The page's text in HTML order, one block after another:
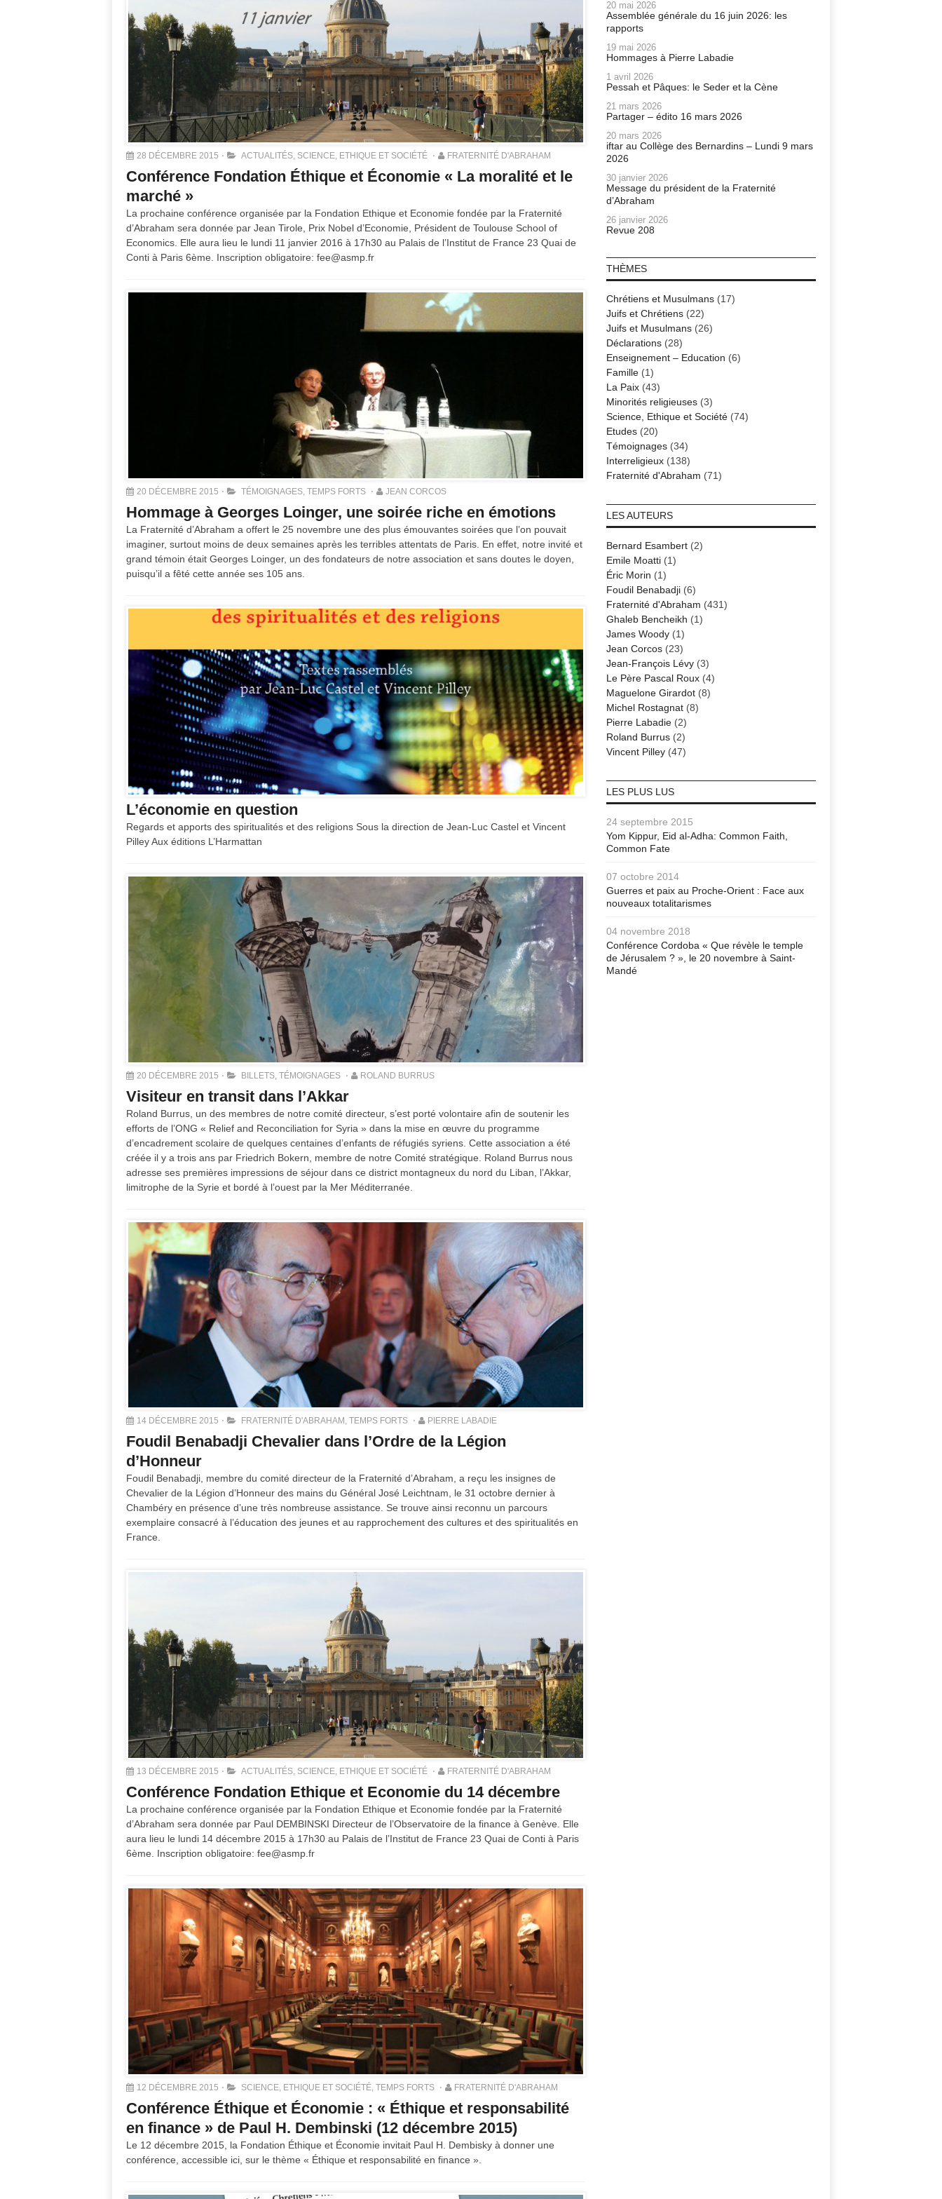
28 DÉCEMBRE 2015 ACTUALITÉS, SCIENCE, ETHIQUE ET SOCIÉTÉ FRATERNITÉ D'ABRAHAM
Conférence Fondation Éthique et Économie « La moralité et le
marché »
La prochaine conférence organisée par la Fondation Ethique et Economie fondée par la Fraternité
d’Abraham sera donnée par Jean Tirole, Prix Nobel d’Economie, Président de Toulouse School of
Economics. Elle aura lieu le lundi 11 janvier 2016 à 17h30 au Palais de l’Institut de France 23 Quai de
Conti à Paris 6ème. Inscription obligatoire: fee@asmp.fr
20 DÉCEMBRE 2015 TÉMOIGNAGES TEMPS FORTS JEAN CORCOS
Hommage à Georges Loinger, une soirée riche en émotions
La Fraternité d’Abraham a offert le 25 novembre une des plus émouvantes soirées que l’on pouvait
imaginer, surtout moins de deux semaines après les terribles attentats de Paris. En effet, notre invité et
grand témoin était Georges Loinger, un des fondateurs de notre association et sans doutes le doyen,
puisqu’il a fêté cette année ses 105 ans.
L’économie en question
Regards et apports des spiritualités et des religions Sous la direction de Jean-Luc Castel et Vincent
Pilley Aux éditions L’Harmattan
20 DÉCEMBRE 2015 BILLETS TÉMOIGNAGES ROLAND BURRUS
Visiteur en transit dans l’Akkar
Roland Burrus, un des membres de notre comité directeur, s’est porté volontaire afin de soutenir les
efforts de l’ONG « Relief and Reconciliation for Syria » dans la mise en œuvre du programme
d’encadrement scolaire de quelques centaines d’enfants de réfugiés syriens. Cette association a été
créée il y a trois ans par Friedrich Bokern, membre de notre Comité stratégique. Roland Burrus nous
adresse ses premières impressions de séjour dans ce district montagneux du nord du Liban, l’Akkar,
limitrophe de la Syrie et bordé à l’ouest par la Mer Méditerranée.
14 DÉCEMBRE 2015 FRATERNITÉ D'ABRAHAM , TEMPS FORTS PIERRE LABADIE
Foudil Benabadji Chevalier dans l’Ordre de la Légion
d’Honneur
Foudil Benabadji, membre du comité directeur de la Fraternité d’Abraham, a reçu les insignes de
Chevalier de la Légion d’Honneur des mains du Général José Leichtnam, le 31 octobre dernier à
Chambéry en présence d’une très nombreuse assistance. Se trouve ainsi reconnu un parcours
exemplaire consacré à l’éducation des jeunes et au rapprochement des cultures et des spiritualités en
France.
13 DÉCEMBRE 2015 ACTUALITÉS, SCIENCE, ETHIQUE ET SOCIÉTÉ FRATERNITÉ D'ABRAHAM
Conférence Fondation Ethique et Economie du 14 décembre
La prochaine conférence organisée par la Fondation Ethique et Economie fondée par la Fraternité
d’Abraham sera donnée par Paul DEMBINSKI Directeur de l’Observatoire de la finance à Genève. Elle
aura lieu le lundi 14 décembre 2015 à 17h30 au Palais de l’Institut de France 23 Quai de Conti à Paris
6ème. Inscription obligatoire: fee@asmp.fr
12 DÉCEMBRE 2015 SCIENCE, ETHIQUE ET SOCIÉTÉ, TEMPS FORTS FRATERNITÉ D'ABRAHAM
Conférence Éthique et Économie : « Éthique et responsabilité
en finance » de Paul H. Dembinski (12 décembre 2015)
Le 12 décembre 2015, la Fondation Éthique et Économie invitait Paul H. Dembisky à donner une
conférence, accessible ici, sur le thème « Éthique et responsabilité en finance ».
20 mai 2026
Assemblée générale du 16 juin 2026: les
rapports
19 mai 2026
Hommages à Pierre Labadie
1 avril 2026
Pessah et Pâques: le Seder et la Cène
21 mars 2026
Partager – édito 16 mars 2026
20 mars 2026
iftar au Collège des Bernardins – Lundi 9 mars
2026
30 janvier 2026
Message du président de la Fraternité
d’Abraham
26 janvier 2026
Revue 208
THÈMES
Chrétiens et Musulmans(17)
Juifs et Chrétiens(22)
Juifs et Musulmans(26)
Déclarations(28)
Enseignement – Education (6)
Famille(1)
La Paix(43)
Minorités religieuses(3)
Science, Ethique et Société(74)
Etudes(20)
Témoignages(34)
Interreligieux(138)
Fraternité d'Abraham (71)
LES AUTEURS
Bernard Esambert(2)
Emile Moatti(1)
Éric Morin (1)
Foudil Benabadji(6)
Fraternité d'Abraham (431)
Ghaleb Bencheikh (1)
James Woody(1)
Jean Corcos(23)
Jean-François Lévy(3)
Le Père Pascal Roux(4)
Maguelone Girardot(8)
Michel Rostagnat(8)
Pierre Labadie(2)
Roland Burrus(2)
Vincent Pilley(47)
LES PLUS LUS
24 septembre 2015
Yom Kippur, Eid al-Adha: Common Faith,
Common Fate
07 octobre 2014
Guerres et paix au Proche-Orient : Face aux
nouveaux totalitarismes
04 novembre 2018
Conférence Cordoba « Que révèle le temple
de Jérusalem ? », le 20 novembre à Saint-
Mandé